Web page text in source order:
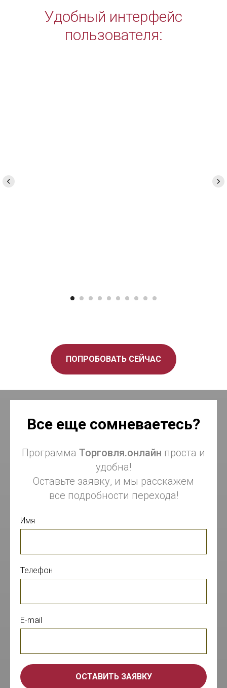
Удобный интерфейс
пользователя:
ПОПРОБОВАТЬ СЕЙЧАС
Все еще сомневаетесь?
Программа Торговля.онлайн проста и
удобна!
Оставьте заявку, и мы расскажем
все подробности перехода!
Имя
Телефон
E-mail
ОСТАВИТЬ ЗАЯВКУ